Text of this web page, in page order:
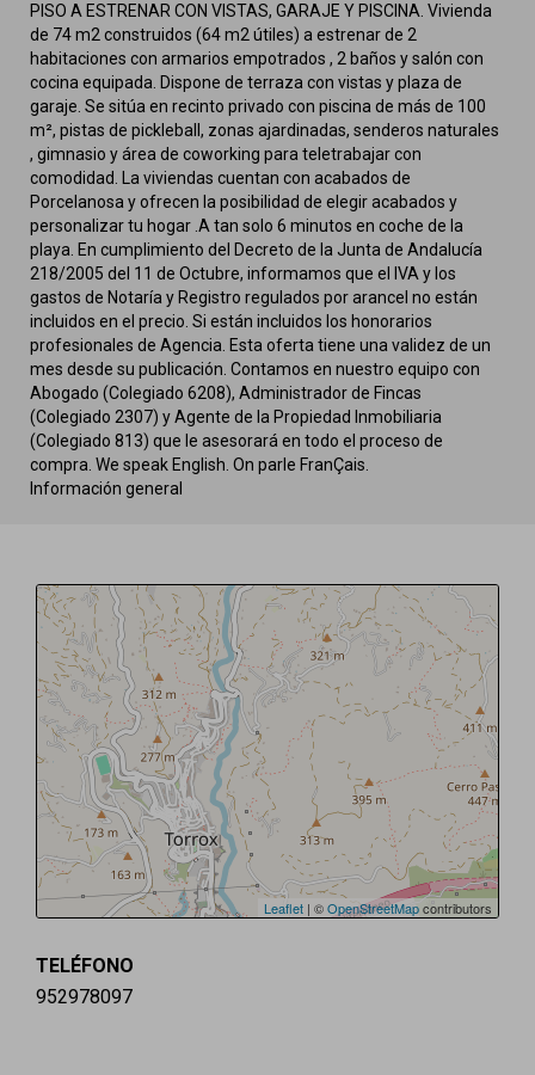
PISO A ESTRENAR CON VISTAS, GARAJE Y PISCINA. Vivienda
de 74 m2 construidos (64 m2 útiles) a estrenar de 2
habitaciones con armarios empotrados , 2 baños y salón con
cocina equipada. Dispone de terraza con vistas y plaza de
garaje. Se sitúa en recinto privado con piscina de más de 100
m², pistas de pickleball, zonas ajardinadas, senderos naturales
, gimnasio y área de coworking para teletrabajar con
comodidad. La viviendas cuentan con acabados de
Porcelanosa y ofrecen la posibilidad de elegir acabados y
personalizar tu hogar .A tan solo 6 minutos en coche de la
playa. En cumplimiento del Decreto de la Junta de Andalucía
218/2005 del 11 de Octubre, informamos que el IVA y los
gastos de Notaría y Registro regulados por arancel no están
incluidos en el precio. Si están incluidos los honorarios
profesionales de Agencia. Esta oferta tiene una validez de un
mes desde su publicación. Contamos en nuestro equipo con
Abogado (Colegiado 6208), Administrador de Fincas
(Colegiado 2307) y Agente de la Propiedad Inmobiliaria
(Colegiado 813) que le asesorará en todo el proceso de
compra. We speak English. On parle FranÇais.
Información general
Leaflet | ©OpenStreetMapcontributors
TELÉFONO
952978097